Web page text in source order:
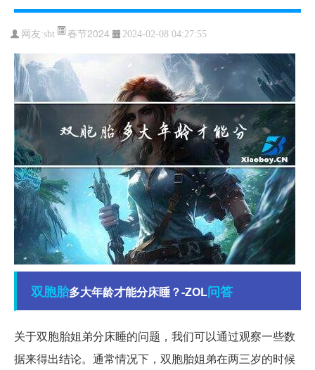
网友:sbt 春节2024 2024-02-08 04:27:55
双胞胎多大年龄才能分床睡？-ZOL问答
关于双胞胎姐弟分床睡的问题，我们可以通过观察一些数
据来得出结论。通常情况下，双胞胎姐弟在两三岁的时候